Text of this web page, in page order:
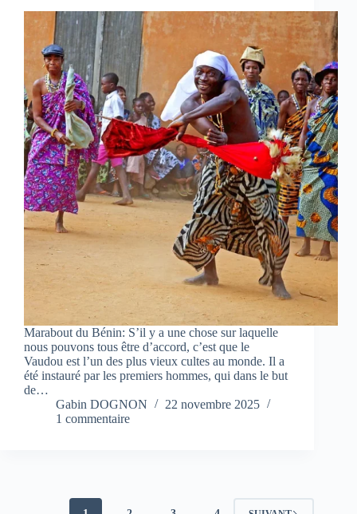
Marabout du Bénin: S’il y a une chose sur laquelle
nous pouvons tous être d’accord, c’est que le
Vaudou est l’un des plus vieux cultes au monde. Il a
été instauré par les premiers hommes, qui dans le but
de…
Gabin DOGNON
22 novembre 2025
1 commentaire